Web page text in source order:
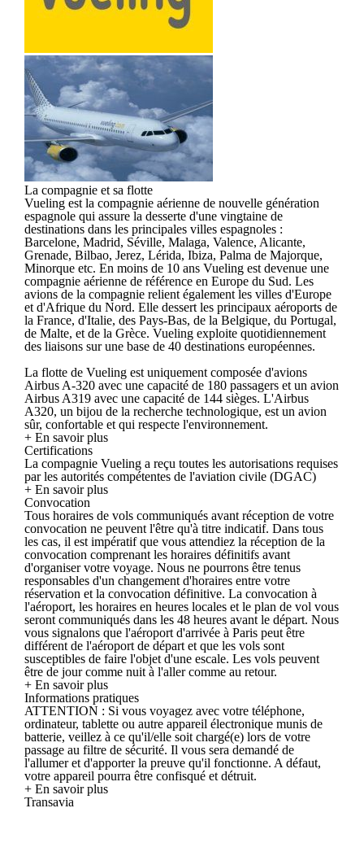
La compagnie et sa flotte
Vueling est la compagnie aérienne de nouvelle génération
espagnole qui assure la desserte d'une vingtaine de
destinations dans les principales villes espagnoles :
Barcelone, Madrid, Séville, Malaga, Valence, Alicante,
Grenade, Bilbao, Jerez, Lérida, Ibiza, Palma de Majorque,
Minorque etc. En moins de 10 ans Vueling est devenue une
compagnie aérienne de référence en Europe du Sud. Les
avions de la compagnie relient également les villes d'Europe
et d'Afrique du Nord. Elle dessert les principaux aéroports de
la France, d'Italie, des Pays-Bas, de la Belgique, du Portugal,
de Malte, et de la Grèce. Vueling exploite quotidiennement
des liaisons sur une base de 40 destinations européennes.
La flotte de Vueling est uniquement composée d'avions
Airbus A-320 avec une capacité de 180 passagers et un avion
Airbus A319 avec une capacité de 144 sièges. L'Airbus
A320, un bijou de la recherche technologique, est un avion
sûr, confortable et qui respecte l'environnement.
+ En savoir plus
Certifications
La compagnie Vueling a reçu toutes les autorisations requises
par les autorités compétentes de l'aviation civile (DGAC)
+ En savoir plus
Convocation
Tous horaires de vols communiqués avant réception de votre
convocation ne peuvent l'être qu'à titre indicatif. Dans tous
les cas, il est impératif que vous attendiez la réception de la
convocation comprenant les horaires définitifs avant
d'organiser votre voyage. Nous ne pourrons être tenus
responsables d'un changement d'horaires entre votre
réservation et la convocation définitive. La convocation à
l'aéroport, les horaires en heures locales et le plan de vol vous
seront communiqués dans les 48 heures avant le départ. Nous
vous signalons que l'aéroport d'arrivée à Paris peut être
différent de l'aéroport de départ et que les vols sont
susceptibles de faire l'objet d'une escale. Les vols peuvent
être de jour comme nuit à l'aller comme au retour.
+ En savoir plus
Informations pratiques
ATTENTION : Si vous voyagez avec votre téléphone,
ordinateur, tablette ou autre appareil électronique munis de
batterie, veillez à ce qu'il/elle soit chargé(e) lors de votre
passage au filtre de sécurité. Il vous sera demandé de
l'allumer et d'apporter la preuve qu'il fonctionne. A défaut,
votre appareil pourra être confisqué et détruit.
+ En savoir plus
Transavia